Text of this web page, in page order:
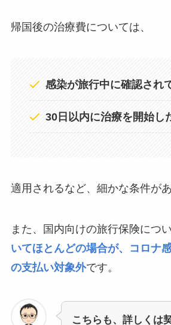
帰国後の治療費については、
感染が旅行中に確認され
30日以内に治療を開始し
適用されるなど、細かな条件があ
また、国内向けの旅行保険につい
いてほとんどの場合が、コロナ
の支払い対象外です。
こちらも、詳しくは